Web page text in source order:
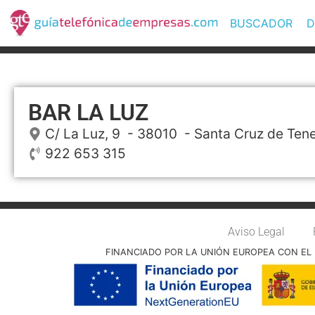
BUSCADOR
BAR LA LUZ
C/ La Luz, 9 - 38010 - Santa Cruz de
922 653 315
Aviso Legal
FINANCIADO POR LA UNIÓN EUROPEA CON